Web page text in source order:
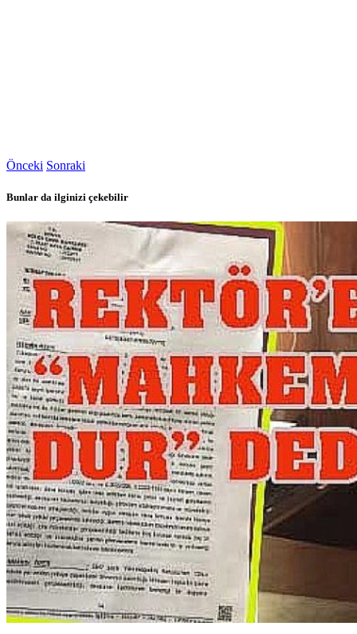
Önceki Sonraki
Bunlar da ilginizi çekebilir